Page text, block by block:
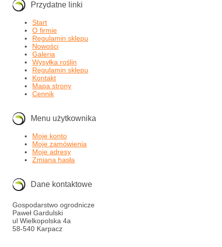
Przydatne linki
Start
O firmie
Regulamin sklepu
Nowości
Galeria
Wysyłka roślin
Regulamin sklepu
Kontakt
Mapa strony
Cennik
Menu użytkownika
Moje konto
Moje zamówienia
Moje adresy
Zmiana hasła
Dane kontaktowe
Gospodarstwo ogrodnicze
Paweł Gardulski
ul Wielkopolska 4a
58-540 Karpacz